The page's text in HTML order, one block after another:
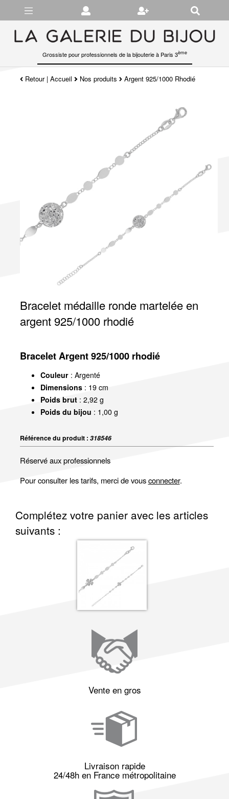
Grossiste pour professionnels de la bijouterie à Paris 3ème
Retour|Accueil Nos produits Argent 925/1000 Rhodié
Bracelet médaille ronde martelée en
argent 925/1000 rhodié
Bracelet Argent 925/1000 rhodié
Couleur: Argenté
Dimensions: 19 cm
Poids brut: 2,92 g
Poids du bijou : 1,00 g
Référence du produit : 318546
Réservé aux professionnels
Pour consulter les tarifs, merci de vousconnecter.
Complétez votre panier avec les articles
suivants :
Vente en gros
Livraison rapide
24/48h en France métropolitaine
Gérer les préférences en matière de cookies